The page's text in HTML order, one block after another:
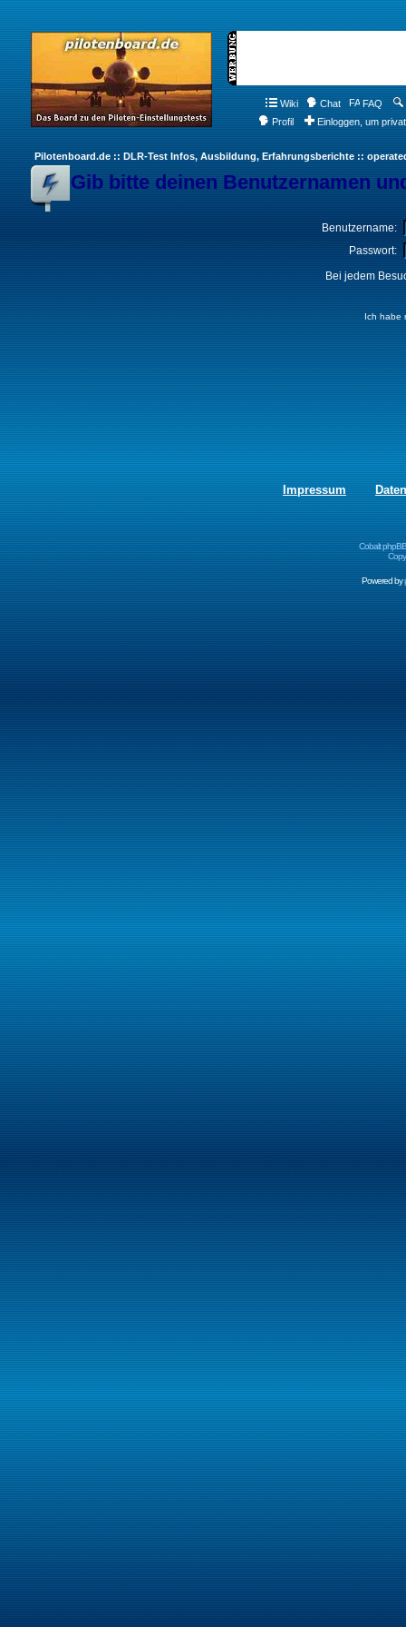
Wiki Chat FAQ
Profil
Einloggen, um
Pilotenboard.de :: DLR-Test Infos, Ausbildung, Erfahrungsberichte ::
Gib bitte deinen Benutzernamen
Benutzername:
Passwort:
Bei jedem
Ich habe
Impressum
Cobalt
Powered by